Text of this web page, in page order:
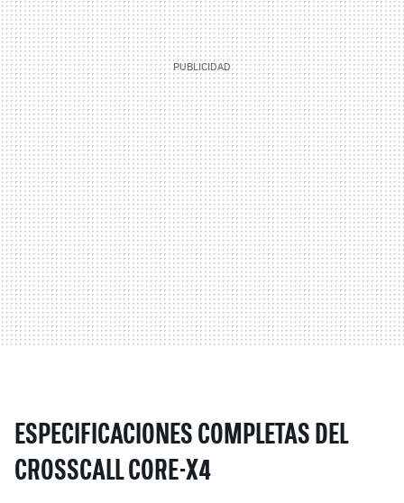
ESPECIFICACIONES COMPLETAS DEL
CROSSCALL CORE-X4